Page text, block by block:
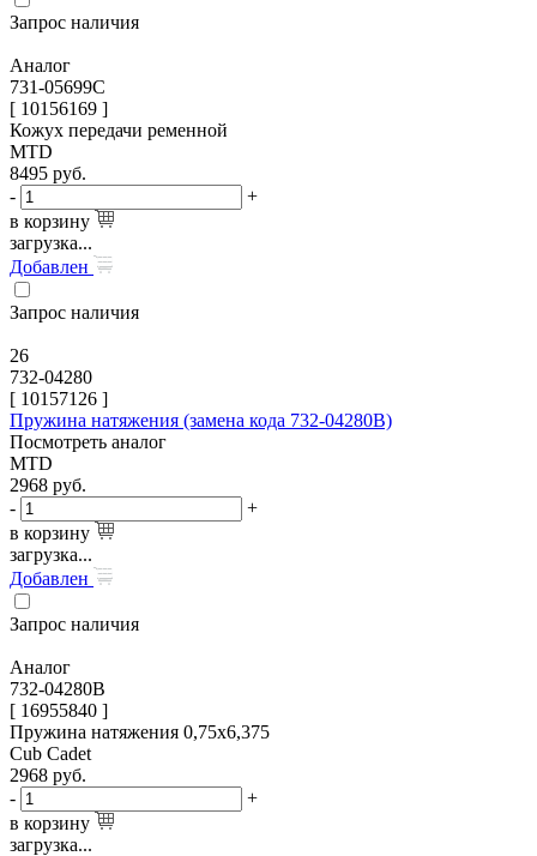
Запрос наличия
Аналог
731-05699C
[ 10156169 ]
Кожух передачи ременной
MTD
8495 руб.
-
+
в корзину
загрузка...
Добавлен
Запрос наличия
26
732-04280
[ 10157126 ]
Пружина натяжения (замена кода 732-04280B)
Посмотреть аналог
MTD
2968 руб.
-
+
в корзину
загрузка...
Добавлен
Запрос наличия
Аналог
732-04280B
[ 16955840 ]
Пружина натяжения 0,75х6,375
Cub Cadet
2968 руб.
-
+
в корзину
загрузка...